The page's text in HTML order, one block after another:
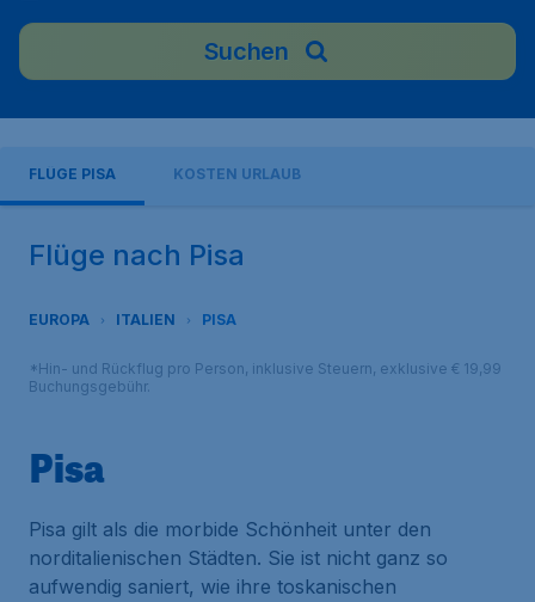
Suchen
FLÜGE PISA KOSTEN URLAUB
Flüge nach Pisa
EUROPA ITALIEN PISA
*Hin- und Rückflug pro Person, inklusive Steuern, exklusive € 19,99
Buchungsgebühr.
Pisa
Pisa gilt als die morbide Schönheit unter den
norditalienischen Städten. Sie ist nicht ganz so
aufwendig saniert, wie ihre toskanischen